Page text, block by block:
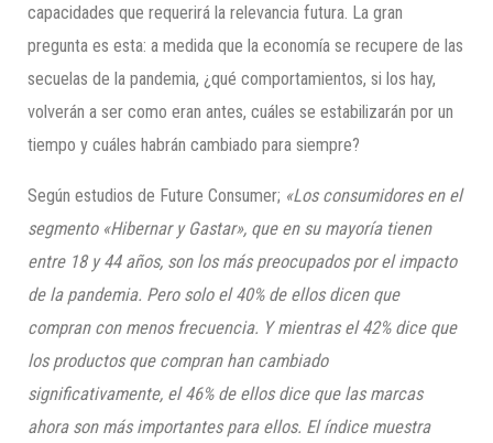
capacidades que requerirá la relevancia futura. La gran
pregunta es esta: a medida que la economía se recupere de las
secuelas de la pandemia, ¿qué comportamientos, si los hay,
volverán a ser como eran antes, cuáles se estabilizarán por un
tiempo y cuáles habrán cambiado para siempre?
Según estudios de Future Consumer; «Los consumidores en el
segmento «Hibernar y Gastar», que en su mayoría tienen
entre 18 y 44 años, son los más preocupados por el impacto
de la pandemia. Pero solo el 40% de ellos dicen que
compran con menos frecuencia. Y mientras el 42% dice que
los productos que compran han cambiado
significativamente, el 46% de ellos dice que las marcas
ahora son más importantes para ellos. El índice muestra